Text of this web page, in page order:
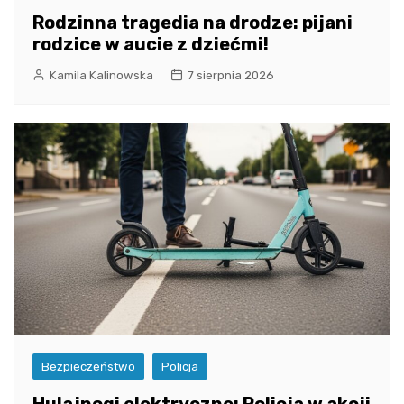
Rodzinna tragedia na drodze: pijani
rodzice w aucie z dziećmi!
Kamila Kalinowska 7 sierpnia 2026
Bezpieczeństwo Policja